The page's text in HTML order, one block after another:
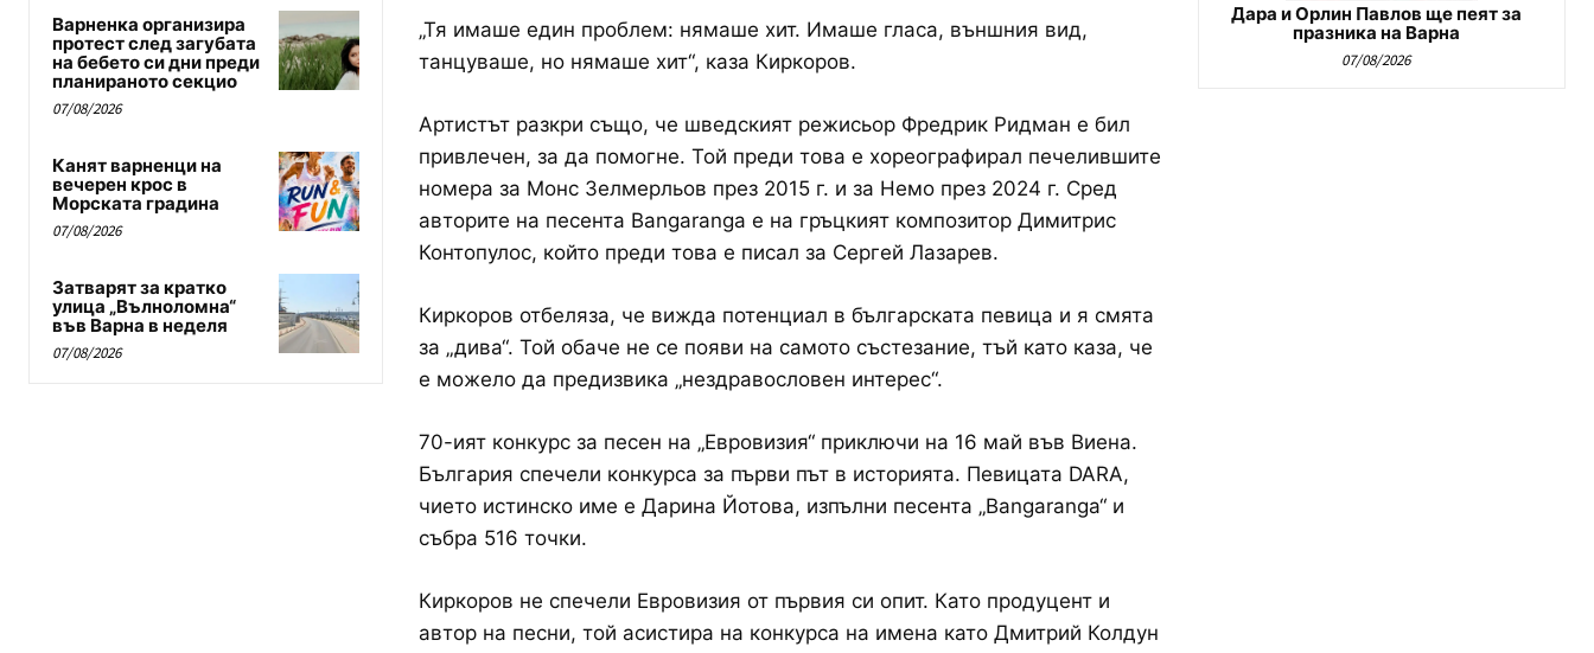
Варненка организира
протест след загубата
на бебето си дни преди
планираното секцио
07/08/2026
Канят варненци на
вечерен крос в
Морската градина
07/08/2026
Затварят за кратко
улица „Вълноломна“
във Варна в неделя
07/08/2026
„Тя имаше един проблем: нямаше хит. Имаше гласа, външния вид,
танцуваше, но нямаше хит“, каза Киркоров.
Артистът разкри също, че шведският режисьор Фредрик Ридман е бил
привлечен, за да помогне. Той преди това е хореографирал печелившите
номера за Монс Зелмерльов през 2015 г. и за Немо през 2024 г. Сред
авторите на песента Bangaranga е на гръцкият композитор Димитрис
Контопулос, който преди това е писал за Сергей Лазарев.
Киркоров отбеляза, че вижда потенциал в българската певица и я смята
за „дива“. Той обаче не се появи на самото състезание, тъй като каза, че
е можело да предизвика „нездравословен интерес“.
70-ият конкурс за песен на „Евровизия“ приключи на 16 май във Виена.
България спечели конкурса за първи път в историята. Певицата DARA,
чието истинско име е Дарина Йотова, изпълни песента „Bangaranga“ и
събра 516 точки.
Киркоров не спечели Евровизия от първия си опит. Като продуцент и
автор на песни, той асистира на конкурса на имена като Дмитрий Колдун
Дара и Орлин Павлов ще пеят за
празника на Варна
07/08/2026